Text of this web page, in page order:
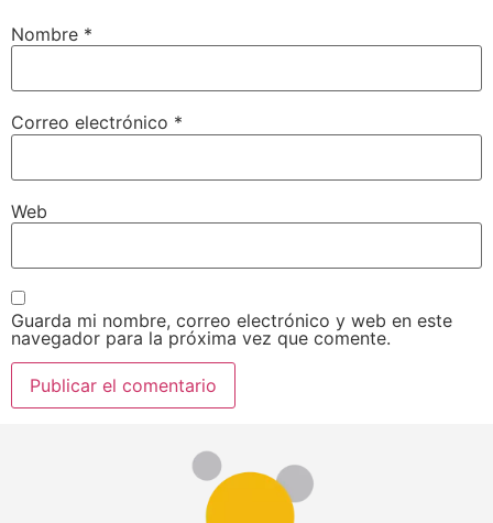
Nombre *
Correo electrónico *
Web
Guarda mi nombre, correo electrónico y web en este
navegador para la próxima vez que comente.